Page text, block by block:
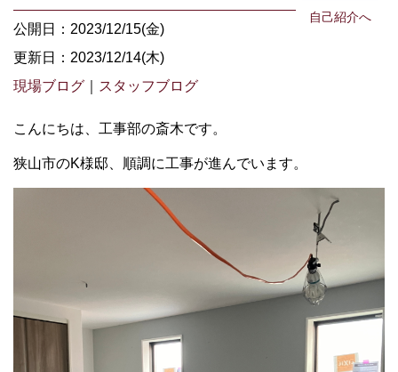
自己紹介へ
公開日：2023/12/15(金)
更新日：2023/12/14(木)
現場ブログ
スタッフブログ
こんにちは、工事部の斎木です。
狭山市のK様邸、順調に工事が進んでいます。